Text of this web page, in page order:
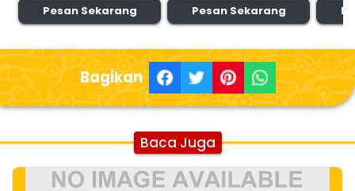
Pesan Sekarang Pesan Sekarang
Bagikan
Baca Juga